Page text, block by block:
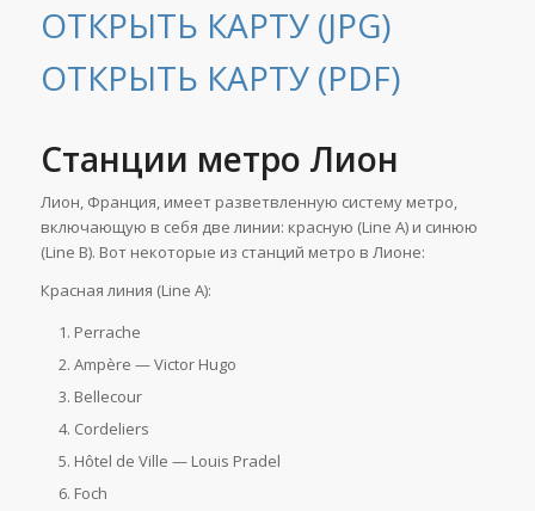
ОТКРЫТЬ КАРТУ (JPG)
ОТКРЫТЬ КАРТУ (PDF)
Станции метро Лион
Лион, Франция, имеет разветвленную систему метро,
включающую в себя две линии: красную (Line A) и синюю
(Line B). Вот некоторые из станций метро в Лионе:
Красная линия (Line A):
Perrache
Ampère — Victor Hugo
Bellecour
Cordeliers
Hôtel de Ville — Louis Pradel
Foch